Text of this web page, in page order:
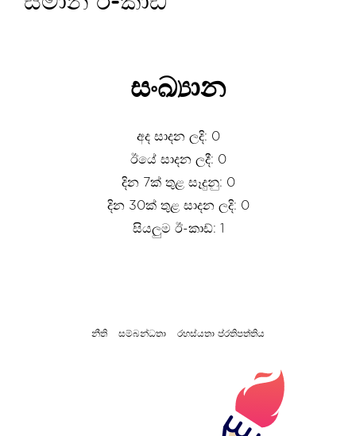
සංඛ්‍යාන
අද සාදන ලදි: 0
ඊයේ සාදන ලදී: 0
දින 7ක් තුළ සෑදුනු: 0
දින 30ක් තුළ සාදන ලදි: 0
සියලුම ඊ-කාඩ්: 1
නීති සම්බන්ධතා රහස්යතා ප්රතිපත්තිය